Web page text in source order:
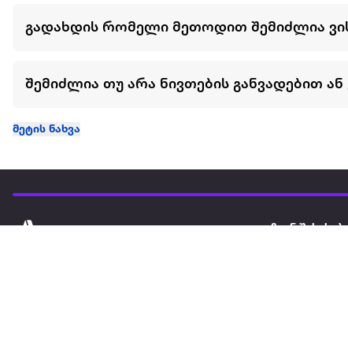
გადახდის რომელი მეთოდით შემიძლია
შემიძლია თუ არა ნივთების განვადებით ან
მეტის ნახვა
ჩვენ შესახებ